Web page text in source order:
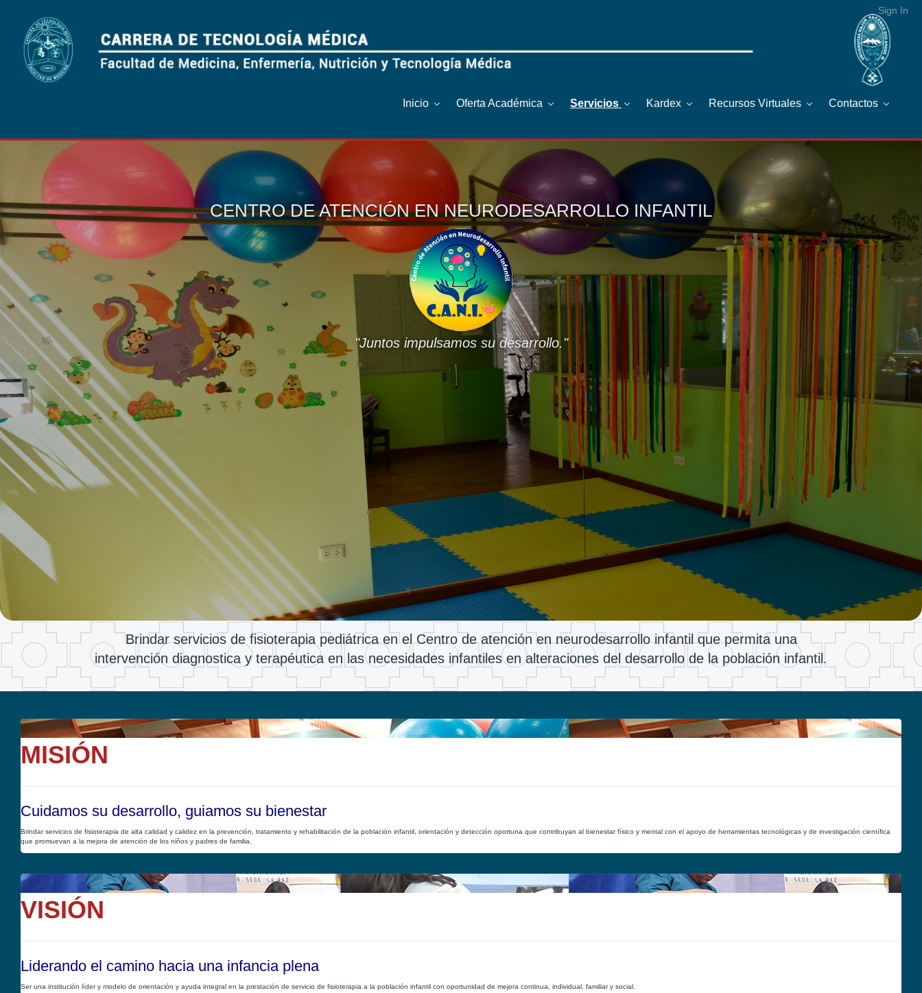
Sign In
Inicio Oferta Académica Servicios Kardex Recursos Virtuales Contactos
CENTRO DE ATENCIÓN EN NEURODESARROLLO INFANTIL
"Juntos impulsamos su desarrollo."
Brindar servicios de fisioterapia pediátrica en el Centro de atención en neurodesarrollo infantil que permita una
intervención diagnostica y terapéutica en las necesidades infantiles en alteraciones del desarrollo de la población infantil.
MISIÓN
Cuidamos su desarrollo, guiamos su bienestar
Brindar servicios de fisioterapia de alta calidad y calidez en la prevención, tratamiento y rehabilitación de la población infantil, orientación y detección oportuna que contribuyan al bienestar físico y mental con el apoyo de herramientas tecnológicas y de investigación científica
que promuevan a la mejora de atención de los niños y padres de familia.
VISIÓN
Liderando el camino hacia una infancia plena
Ser una institución líder y modelo de orientación y ayuda integral en la prestación de servicio de fisioterapia a la población infantil con oportunidad de mejora continua, individual, familiar y social.